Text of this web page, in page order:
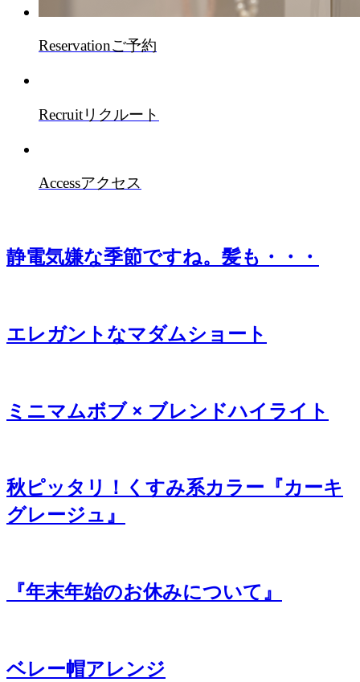
Reservationご予約
Recruitリクルート
Accessアクセス
静電気嫌な季節ですね。髪も・・・
エレガントなマダムショート
ミニマムボブ × ブレンドハイライト
秋ピッタリ！くすみ系カラー『カーキ
グレージュ』
『年末年始のお休みについて』
ベレー帽アレンジ